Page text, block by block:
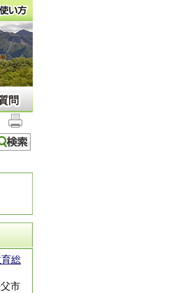
問
総
市